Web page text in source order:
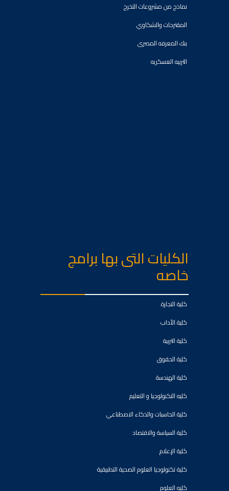
نماذج من مشروعات التخرج
المقترحات والشكاوي
بنك المعرفه المصرى
التربيه العسكريه
الكليات التى بها برامج
خاصه
كلية التجارة
كلية الأداب
كلية التربية
كلية الحقوق
كلية الهندسة
كليه التكنولوجيا و التعليم
كلية الحاسبات والذكاء الاصطناعي
كلية السياسة والاقتصاد
كلية الإعلام
كلية تكنولوجيا العلوم الصحية التطبيقية
كليه العلوم